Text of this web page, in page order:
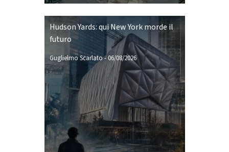
Hudson Yards: qui New York morde il
futuro
Guglielmo Scarlato-06/08/2026